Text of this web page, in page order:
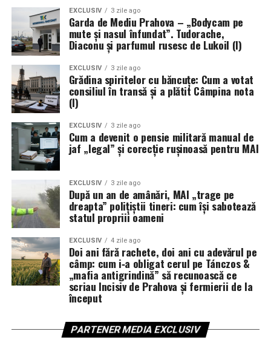
EXCLUSIV 3 zile ago
Garda de Mediu Prahova – „Bodycam pe
mute și nasul înfundat”. Tudorache,
Diaconu și parfumul rusesc de Lukoil (I)
EXCLUSIV 3 zile ago
Grădina spiritelor cu băncuțe: Cum a votat
consiliul în transă și a plătit Câmpina nota
(I)
EXCLUSIV 3 zile ago
Cum a devenit o pensie militară manual de
jaf „legal” și corecție rușinoasă pentru MAI
EXCLUSIV 3 zile ago
După un an de amânări, MAI „trage pe
dreapta” polițiștii tineri: cum își sabotează
statul propriii oameni
EXCLUSIV 4 zile ago
Doi ani fără rachete, doi ani cu adevărul pe
câmp: cum i‑a obligat cerul pe Tánczos &
„mafia antigrindină” să recunoască ce
scriau Incisiv de Prahova și fermierii de la
început
PARTENER MEDIA EXCLUSIV